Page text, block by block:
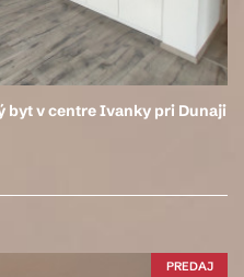
byt v centre Ivanky pri Dunaji
PREDAJ